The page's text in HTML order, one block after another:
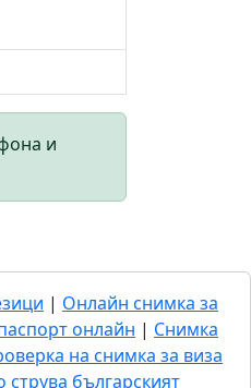
и
| Онлайн снимка за
онлайн | Снимка
на снимка за виза
струва българският